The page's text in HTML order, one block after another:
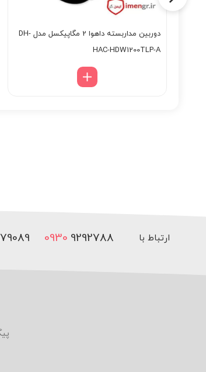
دوربین مداربسته داهوا 2 مگاپیکسل مدل DH-
HAC-HDW1200TLP-A
ارتباط با 0930 9292788